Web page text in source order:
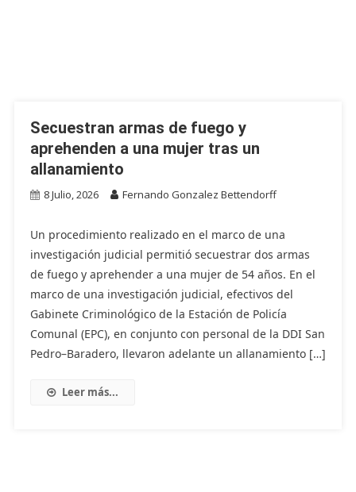
Secuestran armas de fuego y
aprehenden a una mujer tras un
allanamiento
8 Julio, 2026 Fernando Gonzalez Bettendorff
Un procedimiento realizado en el marco de una
investigación judicial permitió secuestrar dos armas
de fuego y aprehender a una mujer de 54 años. En el
marco de una investigación judicial, efectivos del
Gabinete Criminológico de la Estación de Policía
Comunal (EPC), en conjunto con personal de la DDI San
Pedro–Baradero, llevaron adelante un allanamiento […]
Leer más...